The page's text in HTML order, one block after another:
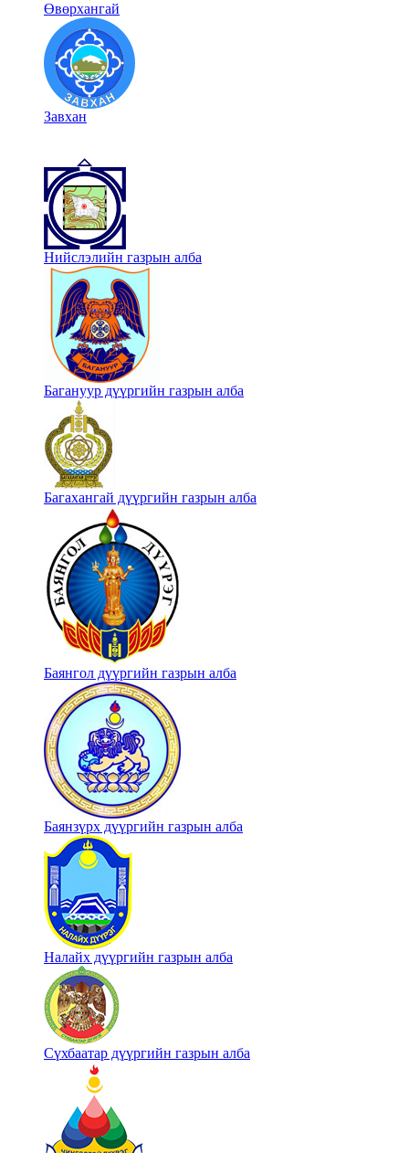
Өвөрхангай
Завхан
Нийслэлийн газрын алба
Багануур дүүргийн газрын алба
Багахангай дүүргийн газрын алба
Баянгол дүүргийн газрын алба
Баянзүрх дүүргийн газрын алба
Налайх дүүргийн газрын алба
Сүхбаатар дүүргийн газрын алба